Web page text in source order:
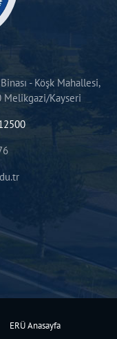
- Köşk Mahallesi,
Melikgazi/Kayseri
ERÜ Anasayfa